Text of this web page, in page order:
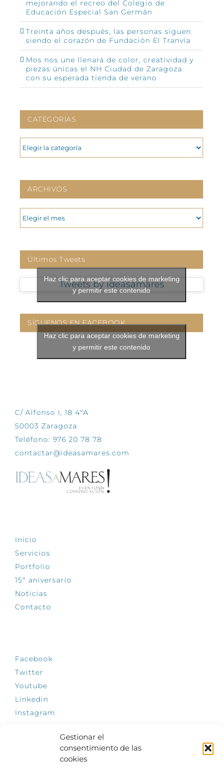
Gestionar el
consentimiento de las
cookies
mejorando el recreo del Colegio de
Educación Especial San Germán
Treinta años después, las personas siguen
siendo el corazón de Fundación El Tranvía
Mos nos une llenará de color, creatividad y
piezas únicas el NH Ciudad de Zaragoza
con su esperada tienda de verano
CATEGORIAS
CATEGORIAS
ARCHIVOS
ARCHIVOS
Últimos Tweets
Tweets by ideasamares
Haz clic para aceptar cookies de marketing
y permitir este contenido
SÍGUENOS EN FACEBOOK
Haz clic para aceptar cookies de marketing
y permitir este contenido
C/ Alfonso I, 18 4ºA
50003 Zaragoza
Teléfono: 976 20 78 78
contactar@ideasamares.com
Inicio
Servicios
Portfolio
15º aniversario
Noticias
Contacto
Facebook
Twitter
Youtube
Linkedin
Instagram